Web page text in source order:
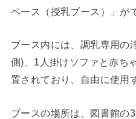
ペース（授乳ブース）」が
ブース内には、調乳専用の
側)、1人掛けソファと赤ち
置されており、自由に使用
ブースの場所は、図書館の